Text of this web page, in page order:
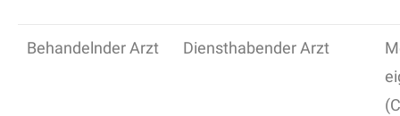
Behandelnder Arzt Diensthabender Arzt